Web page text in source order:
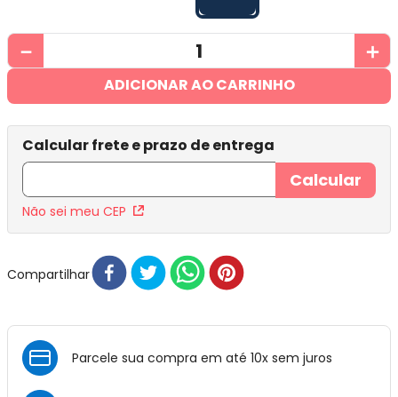
＋
－
ADICIONAR AO CARRINHO
Não sei meu CEP
Compartilhar
Parcele sua compra em até 10x sem juros